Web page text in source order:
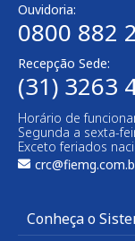
Ouvidoria:
0800 882
Recepção Sede:
(31) 3263
Horário de
Segunda a sexta-
Exceto feriados
Conheça o